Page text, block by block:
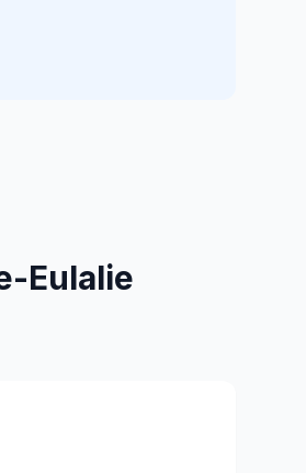
Eulalie